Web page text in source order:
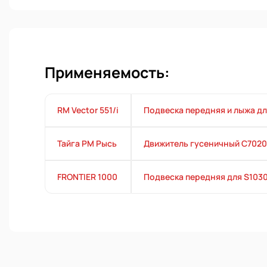
Применяемость:
RM Vector 551/i Подвеска передняя и лыжа
Тайга РМ Рысь Движитель гусеничный
FRONTIER 1000 Подвеска передняя для